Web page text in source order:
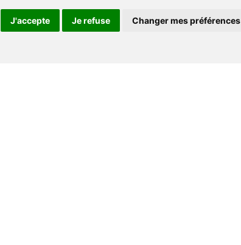
J'accepte Je refuse Changer mes préférences